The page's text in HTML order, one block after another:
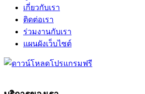
เกี่ยวกับเรา
ติดต่อเรา
ร่วมงานกับเรา
แผนผังเว็บไซต์